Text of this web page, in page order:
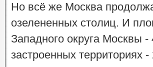
Но всё же Москва
озелененных столиц. И
Западного округа Москвы
застроенных территориях -